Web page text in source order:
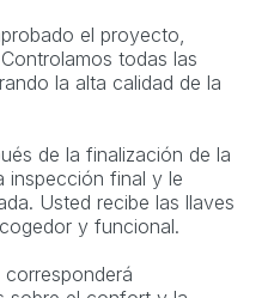
el proyecto,
todas las
la alta calidad de la
de la finalización de la
inspección final y le
Usted recibe las llaves
y funcional.